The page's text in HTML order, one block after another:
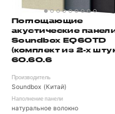
Поглощающие
акустические
Soundbox EQ60TD
(комплект из 2-х
60.60.6
Производитель
Soundbox (Китай)
Наполнение панели
натуральное волокно